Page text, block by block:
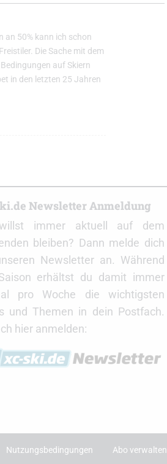
an 50% kann ich schon
Die Sache mit dem
auf Skiern
in den letzten 25 Jahren
Newsletter Anmeldung
immer aktuell auf dem
bleiben? Dann melde dich
Newsletter an. Während
erhältst du damit immer
pro Woche die wichtigsten
und Themen in dein Postfach.
hier anmelden:
Nutzungsbedingungen Abo verwalten